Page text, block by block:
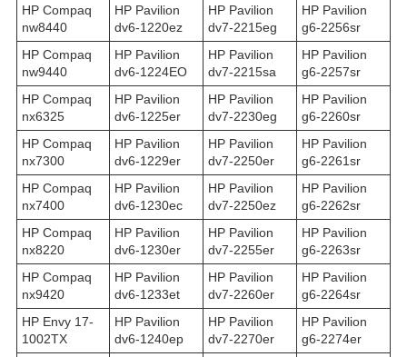
HP Compaq
nw8440
HP Pavilion
dv6-1220ez
HP Pavilion
dv7-2215eg
HP Pavilion
g6-2256sr
HP Compaq
nw9440
HP Pavilion
dv6-1224EO
HP Pavilion
dv7-2215sa
HP Pavilion
g6-2257sr
HP Compaq
nx6325
HP Pavilion
dv6-1225er
HP Pavilion
dv7-2230eg
HP Pavilion
g6-2260sr
HP Compaq
nx7300
HP Pavilion
dv6-1229er
HP Pavilion
dv7-2250er
HP Pavilion
g6-2261sr
HP Compaq
nx7400
HP Pavilion
dv6-1230ec
HP Pavilion
dv7-2250ez
HP Pavilion
g6-2262sr
HP Compaq
nx8220
HP Pavilion
dv6-1230er
HP Pavilion
dv7-2255er
HP Pavilion
g6-2263sr
HP Compaq
nx9420
HP Pavilion
dv6-1233et
HP Pavilion
dv7-2260er
HP Pavilion
g6-2264sr
HP Envy 17-
1002TX
HP Pavilion
dv6-1240ep
HP Pavilion
dv7-2270er
HP Pavilion
g6-2274er